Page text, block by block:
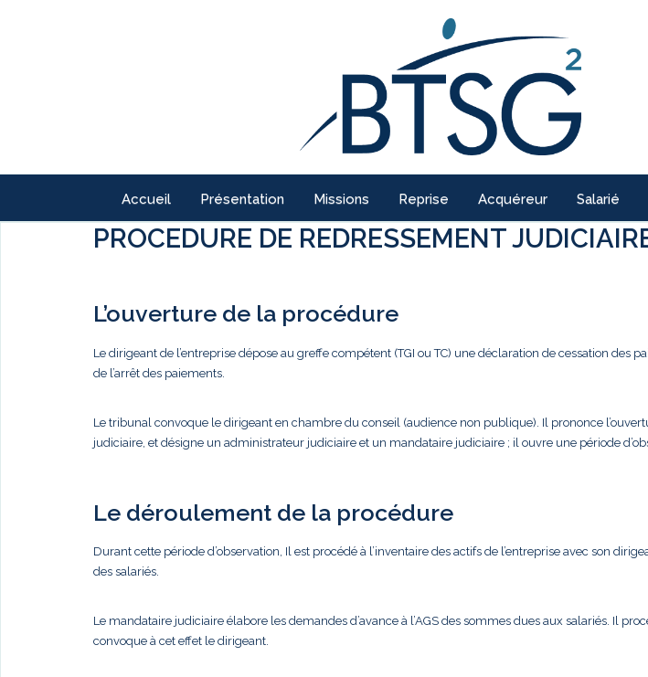
Accueil Présentation Missions Reprise Acquéreur Salarié
PROCEDURE DE REDRESSEMENT
L’ouverture de la procédure
Le dirigeant de l’entreprise dépose au greffe compétent (TGI ou TC) une déclaration de cessation des
de l’arrêt des paiements.
Le tribunal convoque le dirigeant en chambre du conseil (audience non publique). Il prononce
judiciaire, et désigne un administrateur judiciaire et un mandataire judiciaire ; il ouvre une période
Le déroulement de la procédure
Durant cette période d’observation, Il est procédé à l’inventaire des actifs de l’entreprise avec son
des salariés.
Le mandataire judiciaire élabore les demandes d’avance à l’AGS des sommes dues aux salariés. Il
convoque à cet effet le dirigeant.